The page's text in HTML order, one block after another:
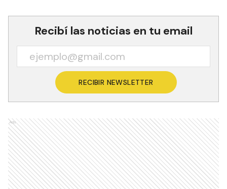
Recibí las noticias en tu email
RECIBIR NEWSLETTER
Ads